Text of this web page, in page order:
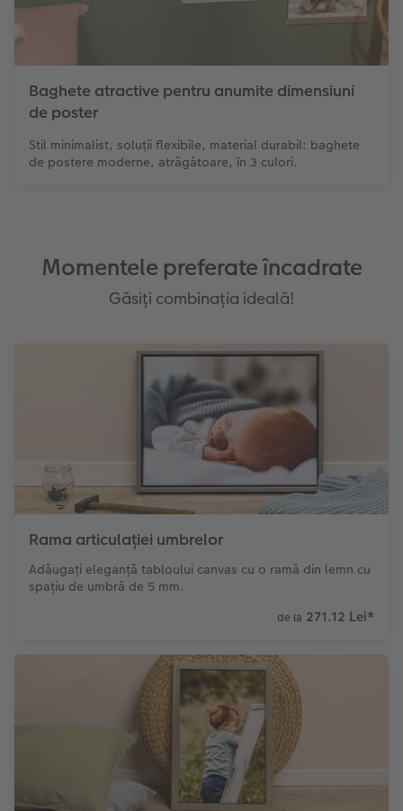
Baghete atractive pentru anumite dimensiuni
de poster
Stil minimalist, soluții flexibile, material durabil: baghete
de postere moderne, atrăgătoare, în 3 culori.
Momentele preferate încadrate
Găsiți combinația ideală!
Rama articulației umbrelor
Adăugați eleganță tabloului canvas cu o ramă din lemn cu
spațiu de umbră de 5 mm.
de la 271.12 Lei*